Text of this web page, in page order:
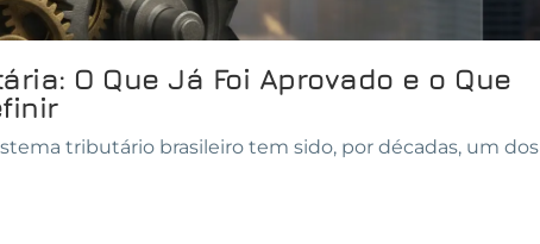
O Que Já Foi Aprovado e o Que
tributário brasileiro tem sido, por décadas, um dos